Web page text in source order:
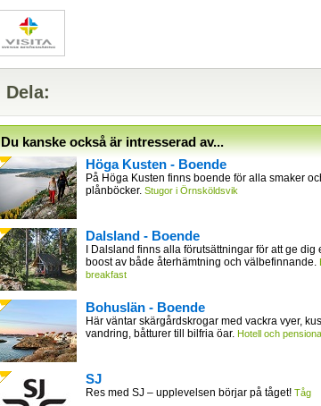
Dela:
Du kanske också är intresserad av...
Höga Kusten - Boende
På Höga Kusten finns boende för alla smaker
plånböcker. Stugor i Örnsköldsvik
Dalsland - Boende
I Dalsland finns alla förutsättningar för att ge dig
boost av både återhämtning och välbefinnande.
breakfast
Bohuslän - Boende
Här väntar skärgårdskrogar med vackra vyer,
vandring, båtturer till bilfria öar. Hotell och
SJ
Res med SJ – upplevelsen börjar på tåget! Tåg